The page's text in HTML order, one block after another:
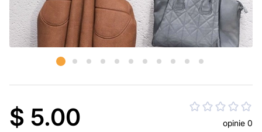
$ 5.00 opinie 0